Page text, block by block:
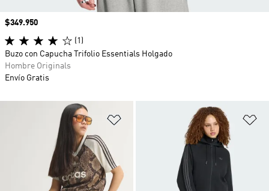
Añadir a la lista de deseos
Precio
$349.950
(1)
Buzo con Capucha Trifolio Essentials Holgado
Hombre Originals
Envío Gratis